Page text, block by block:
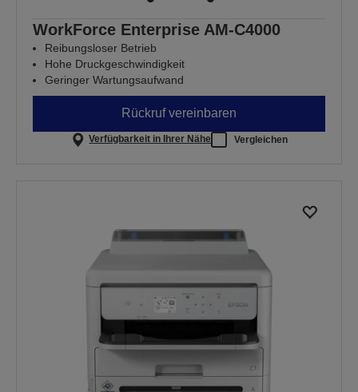
WorkForce Enterprise AM-C4000
Reibungsloser Betrieb
Hohe Druckgeschwindigkeit
Geringer Wartungsaufwand
Rückruf vereinbaren
Verfügbarkeit in Ihrer Nähe Vergleichen